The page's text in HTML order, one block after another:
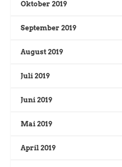
Oktober 2019
September 2019
August 2019
Juli 2019
Juni 2019
Mai 2019
April 2019